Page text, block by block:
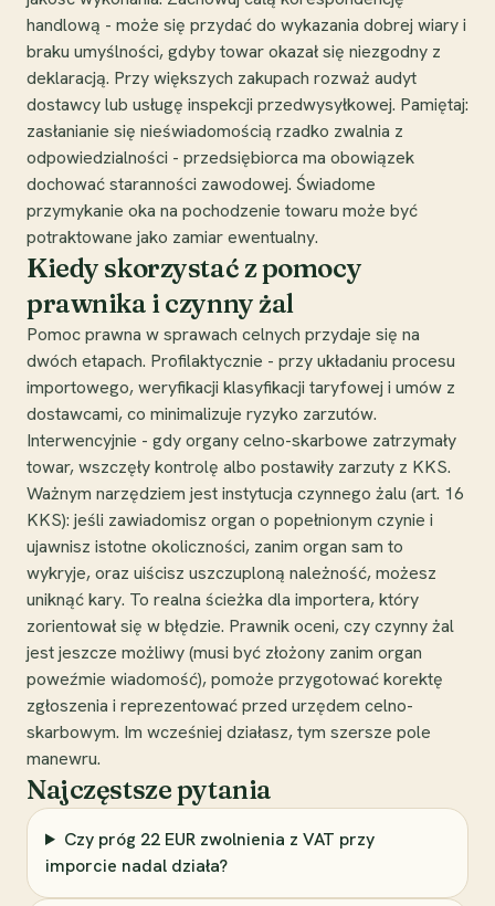
handlową - może się przydać do wykazania dobrej wiary i
braku umyślności, gdyby towar okazał się niezgodny z
deklaracją. Przy większych zakupach rozważ audyt
dostawcy lub usługę inspekcji przedwysyłkowej. Pamiętaj:
zasłanianie się nieświadomością rzadko zwalnia z
odpowiedzialności - przedsiębiorca ma obowiązek
dochować staranności zawodowej. Świadome
przymykanie oka na pochodzenie towaru może być
potraktowane jako zamiar ewentualny.
Kiedy skorzystać z pomocy
prawnika i czynny żal
Pomoc prawna w sprawach celnych przydaje się na
dwóch etapach. Profilaktycznie - przy układaniu procesu
importowego, weryfikacji klasyfikacji taryfowej i umów z
dostawcami, co minimalizuje ryzyko zarzutów.
Interwencyjnie - gdy organy celno-skarbowe zatrzymały
towar, wszczęły kontrolę albo postawiły zarzuty z KKS.
Ważnym narzędziem jest instytucja czynnego żalu (art. 16
KKS): jeśli zawiadomisz organ o popełnionym czynie i
ujawnisz istotne okoliczności, zanim organ sam to
wykryje, oraz uiścisz uszczuploną należność, możesz
uniknąć kary. To realna ścieżka dla importera, który
zorientował się w błędzie. Prawnik oceni, czy czynny żal
jest jeszcze możliwy (musi być złożony zanim organ
poweźmie wiadomość), pomoże przygotować korektę
zgłoszenia i reprezentować przed urzędem celno-
skarbowym. Im wcześniej działasz, tym szersze pole
manewru.
Najczęstsze pytania
Czy próg 22 EUR zwolnienia z VAT przy
imporcie nadal działa?